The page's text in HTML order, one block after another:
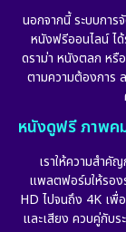
นอกจากนี้ ระบบการ
หนังฟรีออนไลน์ ไ
ดราม่า หนังตลก หรื
ตามความต้องการ
หนังดูฟรี ภาพค
เราให้ความสำ
แพลตฟอร์มให้รอ
HD ไปจนถึง 4K เพื่
และเสียง ควบคู่กับร